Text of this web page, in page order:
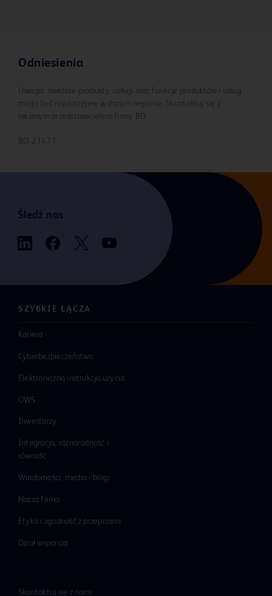
Odniesienia
Uwaga: niektóre produkty, usługi oraz funkcje produktów i usług
mogą być niedostępne w danym regionie. Skontaktuj się z
lokalnym przedstawicielem firmy BD.
BD-21471
Śledź nas
SZYBKIE ŁĄCZA
Kariera
Cyberbezpieczeństwo
Elektroniczna instrukcja użycia
OWS
Inwestorzy
Integracja, różnorodność i
równość
Wiadomości, media i blogi
Nasza firma
Etyka i zgodność z przepisami
Dział wsparcia
Skontaktuj się z nami